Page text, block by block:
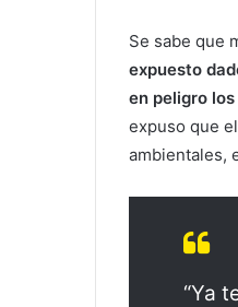
Se sabe que
expuesto
en peligro
expuso que
ambientales,
“Ya